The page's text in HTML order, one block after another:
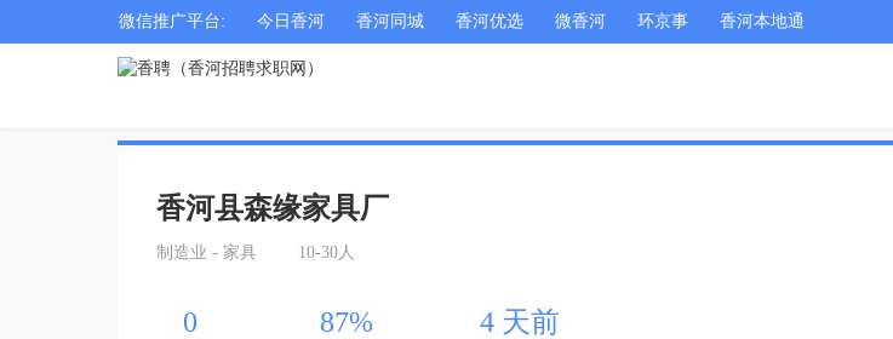
微信推广平台: 今日香河 香河同城 香河优选 微香河 环京事 香河本地通
香河县森缘家具厂
制造业 - 家具 10-30人
0 87% 4 天前